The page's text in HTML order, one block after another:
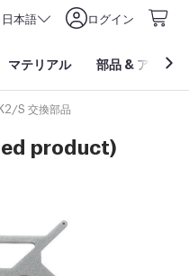
日本語 ログイン
マテリアル 部品 & アクセ
S 交換部品
product)